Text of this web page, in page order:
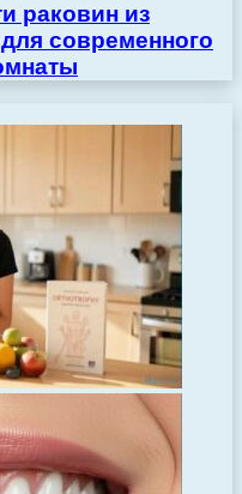
раковин из
современного